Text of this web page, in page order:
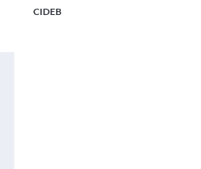
CIDEB